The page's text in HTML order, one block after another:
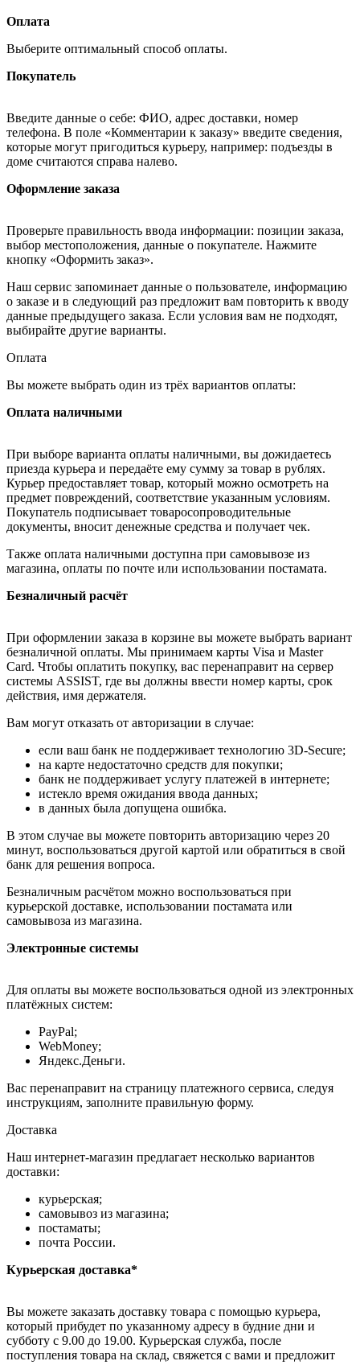
Оплата
Выберите оптимальный способ оплаты.
Покупатель
Введите данные о себе: ФИО, адрес доставки, номер
телефона. В поле «Комментарии к заказу» введите сведения,
которые могут пригодиться курьеру, например: подъезды в
доме считаются справа налево.
Оформление заказа
Проверьте правильность ввода информации: позиции заказа,
выбор местоположения, данные о покупателе. Нажмите
кнопку «Оформить заказ».
Наш сервис запоминает данные о пользователе, информацию
о заказе и в следующий раз предложит вам повторить к вводу
данные предыдущего заказа. Если условия вам не подходят,
выбирайте другие варианты.
Оплата
Вы можете выбрать один из трёх вариантов оплаты:
Оплата наличными
При выборе варианта оплаты наличными, вы дожидаетесь
приезда курьера и передаёте ему сумму за товар в рублях.
Курьер предоставляет товар, который можно осмотреть на
предмет повреждений, соответствие указанным условиям.
Покупатель подписывает товаросопроводительные
документы, вносит денежные средства и получает чек.
Также оплата наличными доступна при самовывозе из
магазина, оплаты по почте или использовании постамата.
Безналичный расчёт
При оформлении заказа в корзине вы можете выбрать вариант
безналичной оплаты. Мы принимаем карты Visa и Master
Card. Чтобы оплатить покупку, вас перенаправит на сервер
системы ASSIST, где вы должны ввести номер карты, срок
действия, имя держателя.
Вам могут отказать от авторизации в случае:
если ваш банк не поддерживает технологию 3D-Secure;
на карте недостаточно средств для покупки;
банк не поддерживает услугу платежей в интернете;
истекло время ожидания ввода данных;
в данных была допущена ошибка.
В этом случае вы можете повторить авторизацию через 20
минут, воспользоваться другой картой или обратиться в свой
банк для решения вопроса.
Безналичным расчётом можно воспользоваться при
курьерской доставке, использовании постамата или
самовывоза из магазина.
Электронные системы
Для оплаты вы можете воспользоваться одной из электронных
платёжных систем:
PayPal;
WebMoney;
Яндекс.Деньги.
Вас перенаправит на страницу платежного сервиса, следуя
инструкциям, заполните правильную форму.
Доставка
Наш интернет-магазин предлагает несколько вариантов
доставки:
курьерская;
самовывоз из магазина;
постаматы;
почта России.
Курьерская доставка*
Вы можете заказать доставку товара с помощью курьера,
который прибудет по указанному адресу в будние дни и
субботу с 9.00 до 19.00. Курьерская служба, после
поступления товара на склад, свяжется с вами и предложит